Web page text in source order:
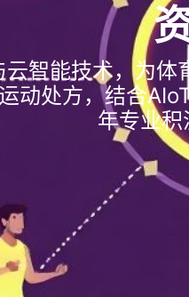
智能技术，为
动处方，结合
年专业